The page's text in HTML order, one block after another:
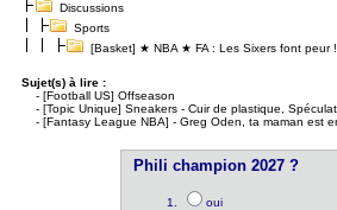
Discussions
Sports
[Basket] ★ NBA ★ FA : Les Sixers font peur !
Sujet(s) à lire :
- [Football US] Offseason
- [Topic Unique] Sneakers - Cuir de plastique,
- [Fantasy League NBA] - Greg Oden, ta maman est
Phili champion 2027 ?
oui